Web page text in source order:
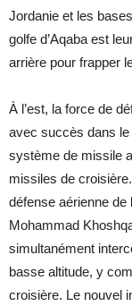
Jordanie et les
golfe d’Aqaba est
arrière pour frapper
À l’est, la force de
avec succès dans le
système de missile
missiles de
défense aérienne de
Mohammad
simultanément
basse altitude, y
croisière. Le nouvel